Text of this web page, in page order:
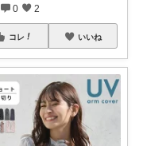
0 2
コレ いいね